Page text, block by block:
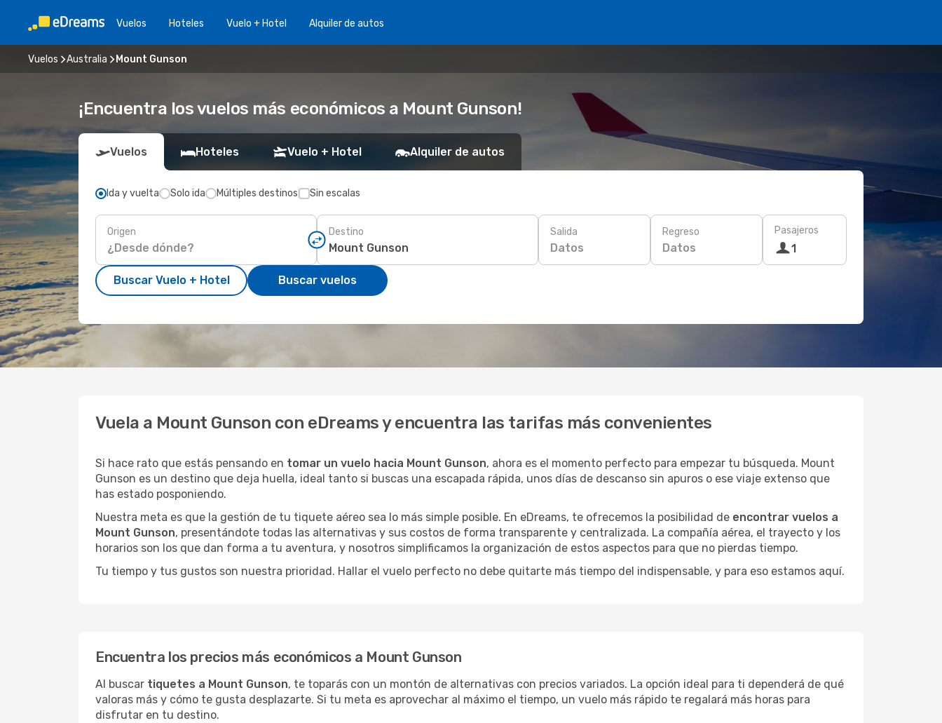
Vuelos Hoteles Vuelo + Hotel Alquiler de autos
Vuelos Australia Mount Gunson
¡Encuentra los vuelos más económicos a Mount Gunson!
Vuelos Hoteles Vuelo + Hotel Alquiler de autos
Ida y vuelta Solo ida Múltiples destinos Sin escalas
Origen Destino Salida
Datos
Regreso
Datos
Pasajeros
1
Buscar Vuelo + Hotel Buscar vuelos
Vuela a Mount Gunson con eDreams y encuentra las tarifas más convenientes
Si hace rato que estás pensando en tomar un vuelo hacia Mount Gunson, ahora es el momento perfecto para empezar tu búsqueda. Mount
Gunson es un destino que deja huella, ideal tanto si buscas una escapada rápida, unos días de descanso sin apuros o ese viaje extenso que
has estado posponiendo.
Nuestra meta es que la gestión de tu tiquete aéreo sea lo más simple posible. En eDreams, te ofrecemos la posibilidad de encontrar vuelos a
Mount Gunson, presentándote todas las alternativas y sus costos de forma transparente y centralizada. La compañía aérea, el trayecto y los
horarios son los que dan forma a tu aventura, y nosotros simplificamos la organización de estos aspectos para que no pierdas tiempo.
Tu tiempo y tus gustos son nuestra prioridad. Hallar el vuelo perfecto no debe quitarte más tiempo del indispensable, y para eso estamos aquí.
Encuentra los precios más económicos a Mount Gunson
Al buscar tiquetes a Mount Gunson, te toparás con un montón de alternativas con precios variados. La opción ideal para ti dependerá de qué
valoras más y cómo te gusta desplazarte. Si tu meta es aprovechar al máximo el tiempo, un vuelo más rápido te regalará más horas para
disfrutar en tu destino.